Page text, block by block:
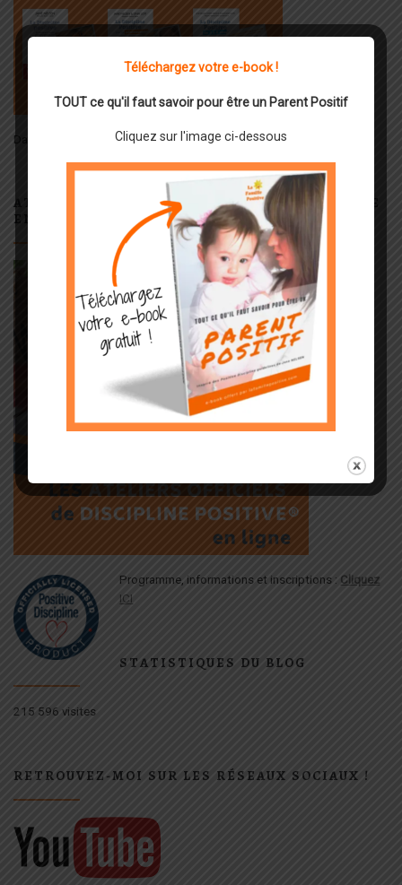
Dates, Programme, informations et inscriptions :Cliquez
ATELIERS OFFICIELS DE DISCIPLINE POSITIVE
EN LIGNE : ILS SONT ENFIN DISPONIBLES !
Programme, informations et inscriptions : Cliquez
ICI
STATISTIQUES DU BLOG
215 596 visites
RETROUVEZ-MOI SUR LES RÉSEAUX SOCIAUX !
Téléchargez votre e-book !
TOUT ce qu'il faut savoir pour être un Parent Positif
Cliquez sur l'image ci-dessous